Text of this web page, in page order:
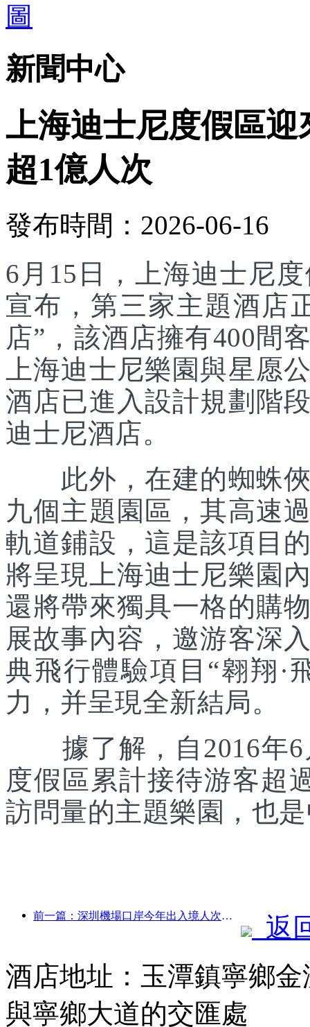
新聞中心
上海迪士尼度假區
超1億人次
發布時間：2026-06-16
6月15日，上海迪士尼
宣布，第三家主題酒店
店”，該酒店擁有400間
上海迪士尼樂園與星愿
酒店已進入設計規劃階
迪士尼酒店。
此外，在建的蜘蛛俠
九個主題園區，其高速
軌道鋪設，這是該項目
將呈現上海迪士尼樂園
還將帶來獨具一格的購
展故事內容，邀游客深
典飛行體驗項目“翱翔·
力，并呈現全新結局。
據了解，自2016年6
度假區累計接待游客超
訪問量的主題樂園，也
前一篇：深圳機場口岸今年出入境人次突破300萬，創歷史同期新高
返
酒店地址：玉潭鎮寧鄉
與寧鄉大道的交匯處